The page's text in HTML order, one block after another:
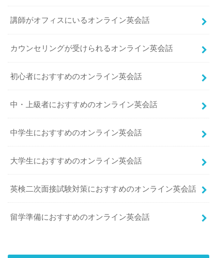
講師がオフィスにいるオンライン英会話
カウンセリングが受けられるオンライン英会話
初心者におすすめのオンライン英会話
中・上級者におすすめのオンライン英会話
中学生におすすめのオンライン英会話
大学生におすすめのオンライン英会話
英検二次面接試験対策におすすめのオンライン英会話
留学準備におすすめのオンライン英会話